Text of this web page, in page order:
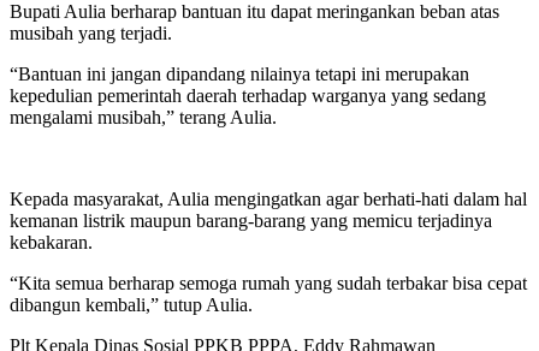
Bupati Aulia berharap bantuan itu dapat meringankan beban atas
musibah yang terjadi.
“Bantuan ini jangan dipandang nilainya tetapi ini merupakan
kepedulian pemerintah daerah terhadap warganya yang sedang
mengalami musibah,” terang Aulia.
Kepada masyarakat, Aulia mengingatkan agar berhati-hati dalam hal
kemanan listrik maupun barang-barang yang memicu terjadinya
kebakaran.
“Kita semua berharap semoga rumah yang sudah terbakar bisa cepat
dibangun kembali,” tutup Aulia.
Plt Kepala Dinas Sosial PPKB PPPA, Eddy Rahmawan